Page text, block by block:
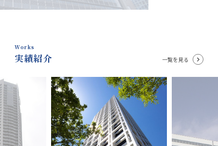
Works
実績紹介 一覧を見る